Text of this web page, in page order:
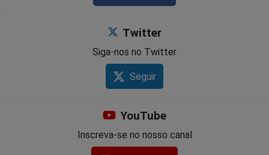
Twitter
Siga-nos no Twitter
Seguir
YouTube
Inscreva-se no nosso canal